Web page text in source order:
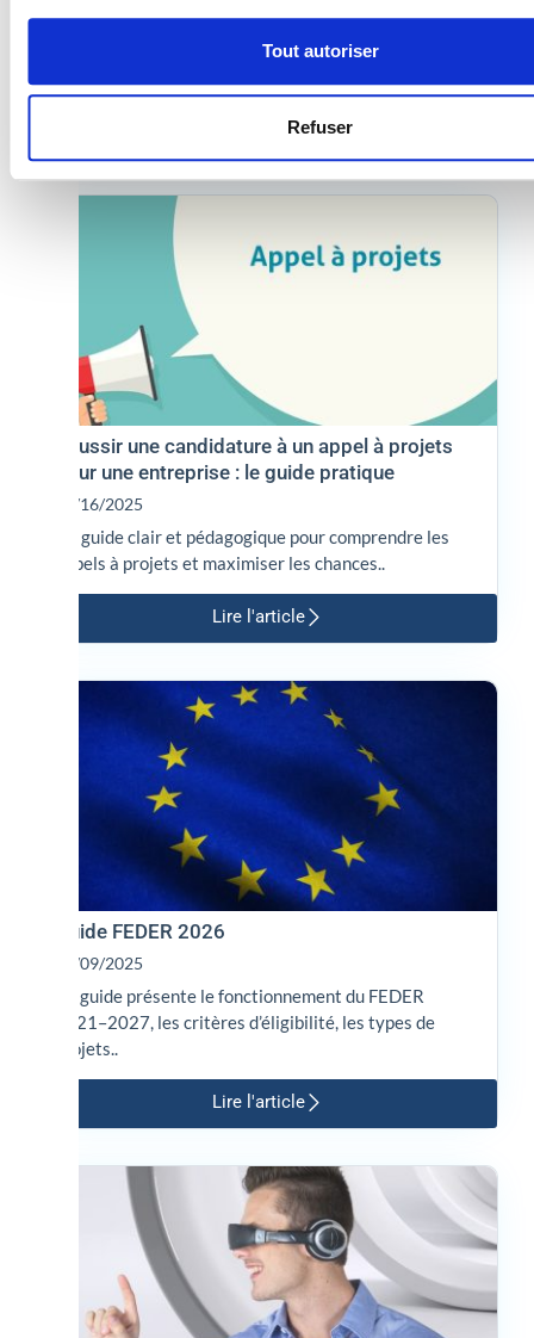
Tout autoriser
Refuser
12/23/2025
Le régime IP Box permet aux entreprises innovantes
Lire l'article
Réussir une candidature à un appel à projets
pour une entreprise : le guide pratique
12/16/2025
Un guide clair et pédagogique pour comprendre les
appels à projets et maximiser les chances..
Lire l'article
Guide FEDER 2026
12/09/2025
Ce guide présente le fonctionnement du FEDER
2021–2027, les critères d’éligibilité, les types de
projets..
Lire l'article